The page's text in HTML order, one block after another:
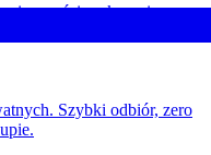
wykupu i
raty.
Szybki odbiór, zero